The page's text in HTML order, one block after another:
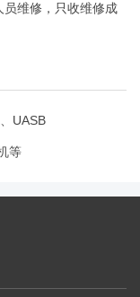
维修，只收维修成
UASB
等